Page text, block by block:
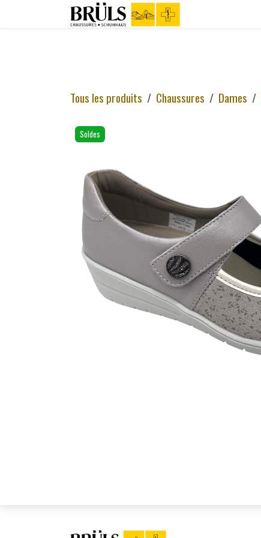
Se rendre au contenu
Tous les produits Chaussures Dames
Soldes